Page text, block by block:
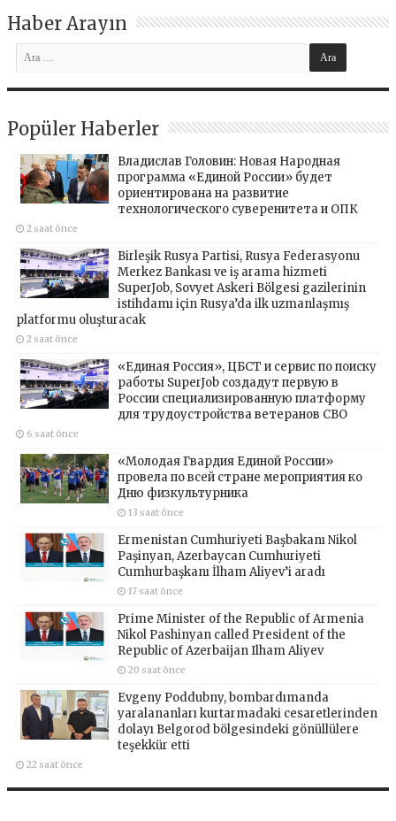
Haber Arayın
Popüler Haberler
Владислав Головин: Новая Народная
программа «Единой России» будет
ориентирована на развитие
технологического суверенитета и ОПК
2 saat önce
Birleşik Rusya Partisi, Rusya Federasyonu
Merkez Bankası ve iş arama hizmeti
SuperJob, Sovyet Askeri Bölgesi gazilerinin
istihdamı için Rusya’da ilk uzmanlaşmış
platformu oluşturacak
2 saat önce
«Единая Россия», ЦБСТ и сервис по поиску
работы SuperJob создадут первую в
России специализированную платформу
для трудоустройства ветеранов СВО
6 saat önce
«Молодая Гвардия Единой России»
провела по всей стране мероприятия ко
Дню физкультурника
13 saat önce
Ermenistan Cumhuriyeti Başbakanı Nikol
Paşinyan, Azerbaycan Cumhuriyeti
Cumhurbaşkanı İlham Aliyev’i aradı
17 saat önce
Prime Minister of the Republic of Armenia
Nikol Pashinyan called President of the
Republic of Azerbaijan Ilham Aliyev
20 saat önce
Evgeny Poddubny, bombardımanda
yaralananları kurtarmadaki cesaretlerinden
dolayı Belgorod bölgesindeki gönüllülere
teşekkür etti
22 saat önce